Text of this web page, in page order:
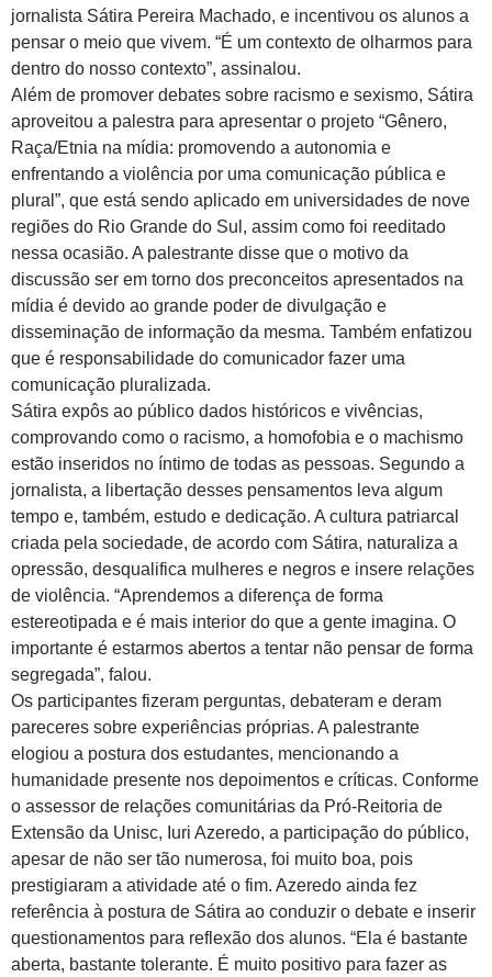
jornalista Sátira Pereira Machado, e incentivou os alunos a
pensar o meio que vivem. “É um contexto de olharmos para
dentro do nosso contexto”, assinalou.
Além de promover debates sobre racismo e sexismo, Sátira
aproveitou a palestra para apresentar o projeto “Gênero,
Raça/Etnia na mídia: promovendo a autonomia e
enfrentando a violência por uma comunicação pública e
plural”, que está sendo aplicado em universidades de nove
regiões do Rio Grande do Sul, assim como foi reeditado
nessa ocasião. A palestrante disse que o motivo da
discussão ser em torno dos preconceitos apresentados na
mídia é devido ao grande poder de divulgação e
disseminação de informação da mesma. Também enfatizou
que é responsabilidade do comunicador fazer uma
comunicação pluralizada.
Sátira expôs ao público dados históricos e vivências,
comprovando como o racismo, a homofobia e o machismo
estão inseridos no íntimo de todas as pessoas. Segundo a
jornalista, a libertação desses pensamentos leva algum
tempo e, também, estudo e dedicação. A cultura patriarcal
criada pela sociedade, de acordo com Sátira, naturaliza a
opressão, desqualifica mulheres e negros e insere relações
de violência. “Aprendemos a diferença de forma
estereotipada e é mais interior do que a gente imagina. O
importante é estarmos abertos a tentar não pensar de forma
segregada”, falou.
Os participantes fizeram perguntas, debateram e deram
pareceres sobre experiências próprias. A palestrante
elogiou a postura dos estudantes, mencionando a
humanidade presente nos depoimentos e críticas. Conforme
o assessor de relações comunitárias da Pró-Reitoria de
Extensão da Unisc, Iuri Azeredo, a participação do público,
apesar de não ser tão numerosa, foi muito boa, pois
prestigiaram a atividade até o fim. Azeredo ainda fez
referência à postura de Sátira ao conduzir o debate e inserir
questionamentos para reflexão dos alunos. “Ela é bastante
aberta, bastante tolerante. É muito positivo para fazer as